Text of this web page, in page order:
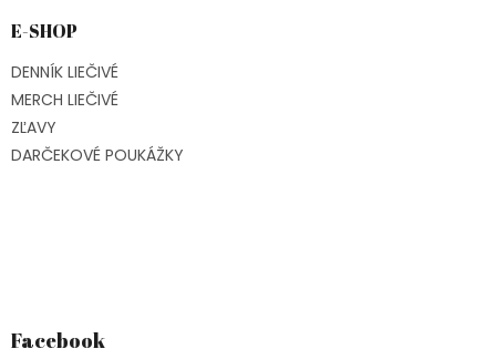
E-SHOP
DENNÍK LIEČIVÉ
MERCH LIEČIVÉ
ZĽAVY
DARČEKOVÉ POUKÁŽKY
Facebook